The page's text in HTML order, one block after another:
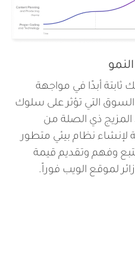
أبدًا في مواجهة
التي تؤثر على سلوك
ذي الصلة من
لإنشاء نظام بيئي متطور
وفهم وتقديم قيمة
لموقع الويب فوراً.